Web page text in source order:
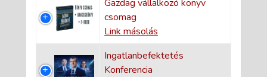
Gazdag vállalkozó könyv
csomag
Link másolás
Ingatlanbefektetés
Konferencia